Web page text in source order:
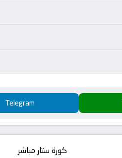
Telegram
كورة ستار مباشر